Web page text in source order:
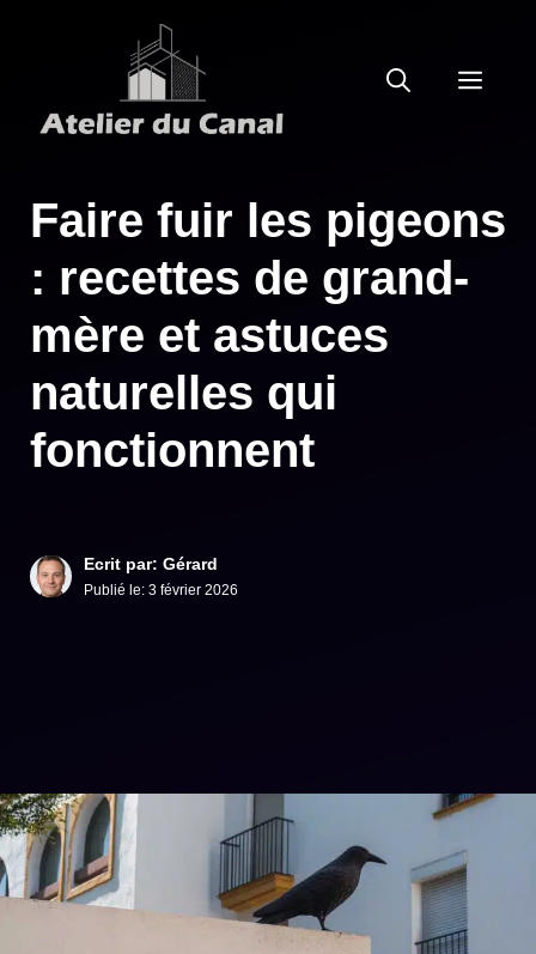
Faire fuir les pigeons
: recettes de grand-
mère et astuces
naturelles qui
fonctionnent
Ecrit par: Gérard
Publié le: 3 février 2026